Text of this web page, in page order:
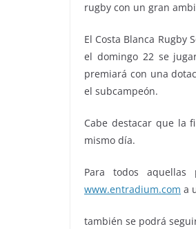
rugby con un gran
El Costa Blanca Rugby
el domingo 22 se
premiará con una
el subcampeón.
Cabe destacar que la
mismo día.
Para todos
www.entradium.com a
también se podrá